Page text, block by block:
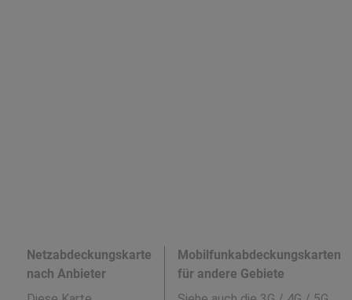
Netzabdeckungskarte
nach Anbieter
Mobilfunkabdeckungskarten
für andere Gebiete